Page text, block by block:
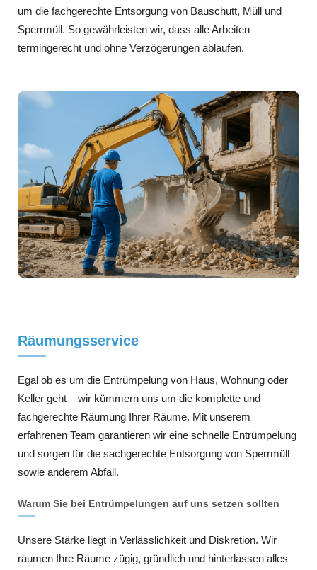
um die fachgerechte Entsorgung von Bauschutt, Müll und
Sperrmüll. So gewährleisten wir, dass alle Arbeiten
termingerecht und ohne Verzögerungen ablaufen.
Räumungsservice
Egal ob es um die Entrümpelung von Haus, Wohnung oder
Keller geht – wir kümmern uns um die komplette und
fachgerechte Räumung Ihrer Räume. Mit unserem
erfahrenen Team garantieren wir eine schnelle Entrümpelung
und sorgen für die sachgerechte Entsorgung von Sperrmüll
sowie anderem Abfall.
Warum Sie bei Entrümpelungen auf uns setzen sollten
Unsere Stärke liegt in Verlässlichkeit und Diskretion. Wir
räumen Ihre Räume zügig, gründlich und hinterlassen alles